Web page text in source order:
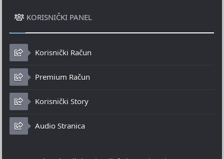
KORISNIČKI PANEL
Korisnički Račun
Premium Račun
Korisnički Story
Audio Stranica